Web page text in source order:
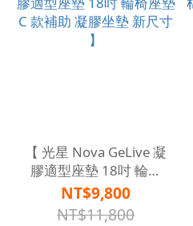
【 光星 Nova GeLive 凝
膠適型座墊 18吋 輪椅
座墊 C 款補助 凝膠坐墊
新尺寸 】
NT$9,800
NT$11,800